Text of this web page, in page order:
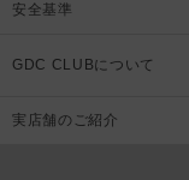
安全基準
GDC CLUBについて
実店舗のご紹介